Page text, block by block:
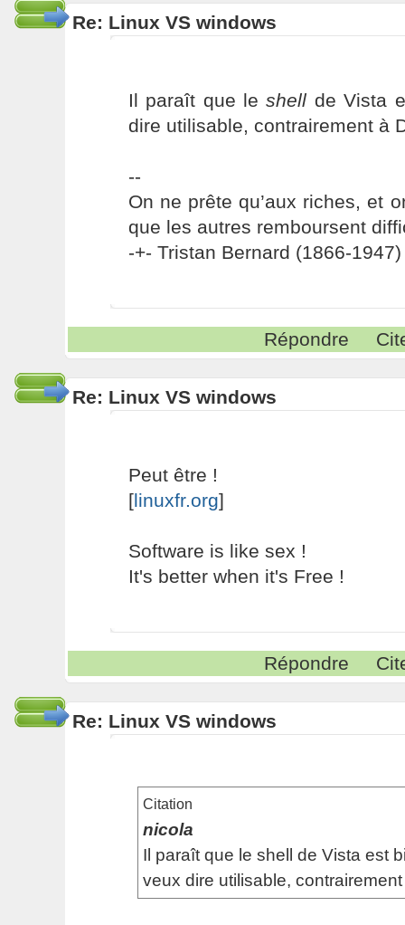
Re: Linux VS windows
Il paraît que leshell de Vista
dire utilisable, contrairement à
--
On ne prête qu’aux riches, et
que les autres remboursent
-+- Tristan Bernard (1866-1947)
Répondre
Re: Linux VS windows
Peut être !
[linuxfr.org]
Software is like sex !
It's better when it's Free !
Répondre
Re: Linux VS windows
Citation
nicola
Il paraît que le shell de Vista est
veux dire utilisable,